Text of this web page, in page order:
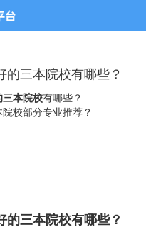
的三本院校有哪些？
三本院校有哪些？
校部分专业推荐？
的三本院校有哪些？